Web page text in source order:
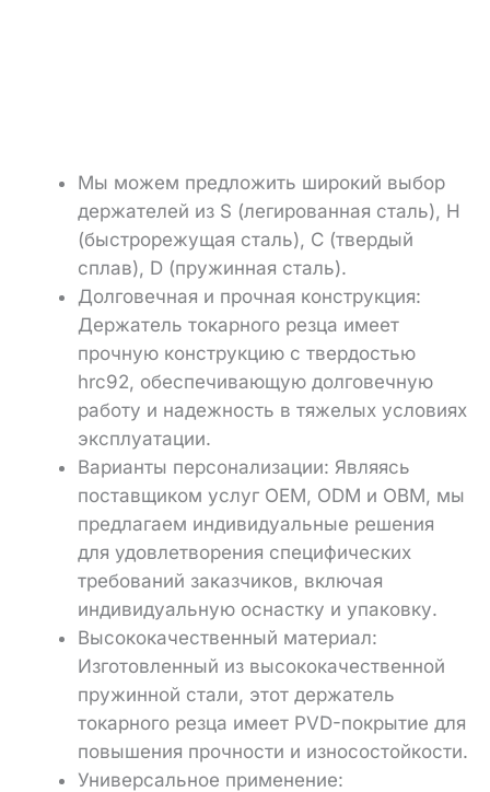
Мы можем предложить широкий выбор
держателей из S (легированная сталь), H
(быстрорежущая сталь), C (твердый
сплав), D (пружинная сталь).
Долговечная и прочная конструкция:
Держатель токарного резца имеет
прочную конструкцию с твердостью
hrc92, обеспечивающую долговечную
работу и надежность в тяжелых условиях
эксплуатации.
Варианты персонализации: Являясь
поставщиком услуг OEM, ODM и OBM, мы
предлагаем индивидуальные решения
для удовлетворения специфических
требований заказчиков, включая
индивидуальную оснастку и упаковку.
Высококачественный материал:
Изготовленный из высококачественной
пружинной стали, этот держатель
токарного резца имеет PVD-покрытие для
повышения прочности и износостойкости.
Универсальное применение: